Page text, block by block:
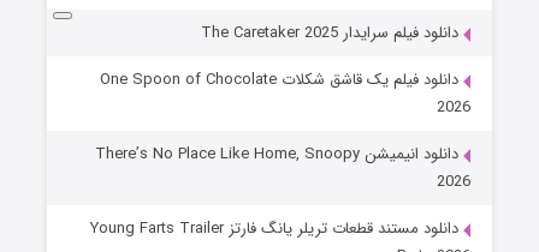
دانلود فیلم سرایدار The Caretaker 2025
دانلود فیلم یک قاشق شکلات One Spoon of Chocolate
2026
دانلود انیمیشن There’s No Place Like Home, Snoopy
2026
دانلود مستند قطعات تریلر یانگ فارتز Young Farts Trailer